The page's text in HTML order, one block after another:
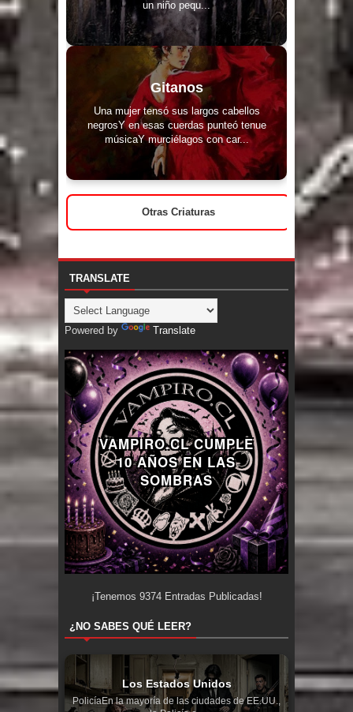
un niño pequ...
Gitanos
Una mujer tensó sus largos cabellos
negrosY en esas cuerdas punteó tenue
músicaY murciélagos con car...
Otras Criaturas
TRANSLATE
Powered by Translate
VAMPIRO.CL CUMPLE
10 AÑOS EN LAS
SOMBRAS
¡Tenemos 9374Entradas Publicadas!
¿NO SABES QUÉ LEER?
Los Estados Unidos
PolicíaEn la mayoría de las ciudades de EE.UU.,